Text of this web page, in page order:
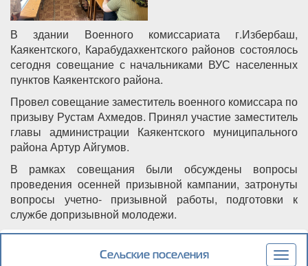
В здании Военного комиссариата г.Избербаш,
Каякентского, Карабудахкентского районов состоялось
сегодня совещание с начальниками ВУС населенных
пунктов Каякентского района.
Провел совещание заместитель военного комиссара по
призыву Рустам Ахмедов. Принял участие заместитель
главы администрации Каякентского муниципального
района Артур Айгумов.
В рамках совещания были обсуждены вопросы
проведения осенней призывной кампании, затронуты
вопросы учетно- призывной работы, подготовки к
службе допризывной молодежи.
Подробнеео Вопросы подготовки к осеннему призыву
обсудили в Военном комиссариате
Сельские поселения